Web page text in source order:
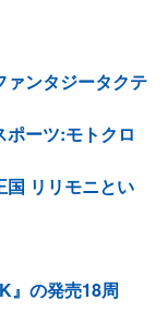
ァンタジータクテ
ポーツ:モトクロ
国 リリモニとい
』の発売18周